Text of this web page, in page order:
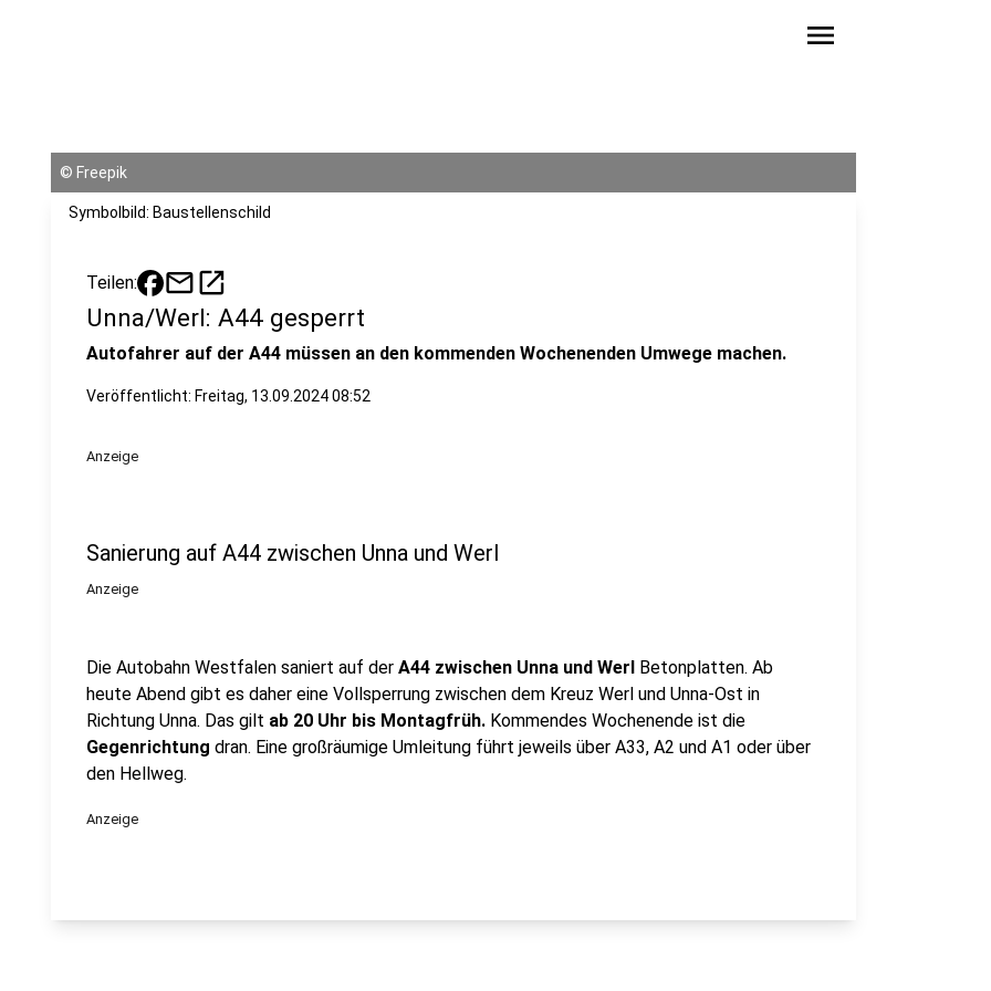
menu
© Freepik
Symbolbild: Baustellenschild
Teilen: mailopen_in_new
Unna/Werl: A44 gesperrt
Autofahrer auf der A44 müssen an den kommenden Wochenenden Umwege machen.
Veröffentlicht: Freitag, 13.09.2024 08:52
Anzeige
Sanierung auf A44 zwischen Unna und Werl
Anzeige
Die Autobahn Westfalen saniert auf der A44 zwischen Unna und Werl Betonplatten. Ab
heute Abend gibt es daher eine Vollsperrung zwischen dem Kreuz Werl und Unna-Ost in
Richtung Unna. Das gilt ab 20 Uhr bis Montagfrüh. Kommendes Wochenende ist die
Gegenrichtung dran. Eine großräumige Umleitung führt jeweils über A33, A2 und A1 oder über
den Hellweg.
Anzeige